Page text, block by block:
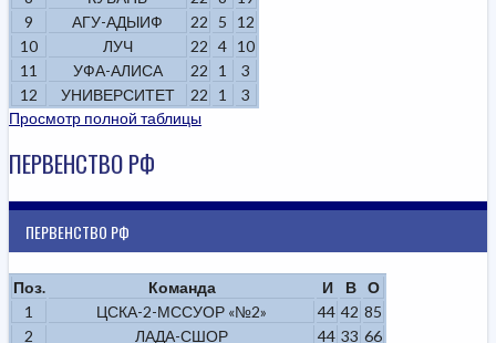
9
АГУ-АДЫИФ 22 5
12
10
ЛУЧ 22 4 10
11
УФА-АЛИСА 22 1
3
12
УНИВЕРСИТЕТ 22 1
3
Просмотр полной таблицы
ПЕРВЕНСТВО РФ
ПЕРВЕНСТВО РФ
Поз. Команда И В
О
1
ЦСКА-2-МССУОР «№2» 44 42 85
2
ЛАДА-СШОР 44 33 66